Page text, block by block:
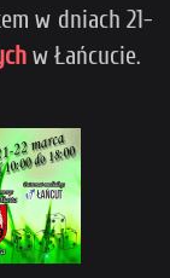
w dniach 21-
w Łańcucie.